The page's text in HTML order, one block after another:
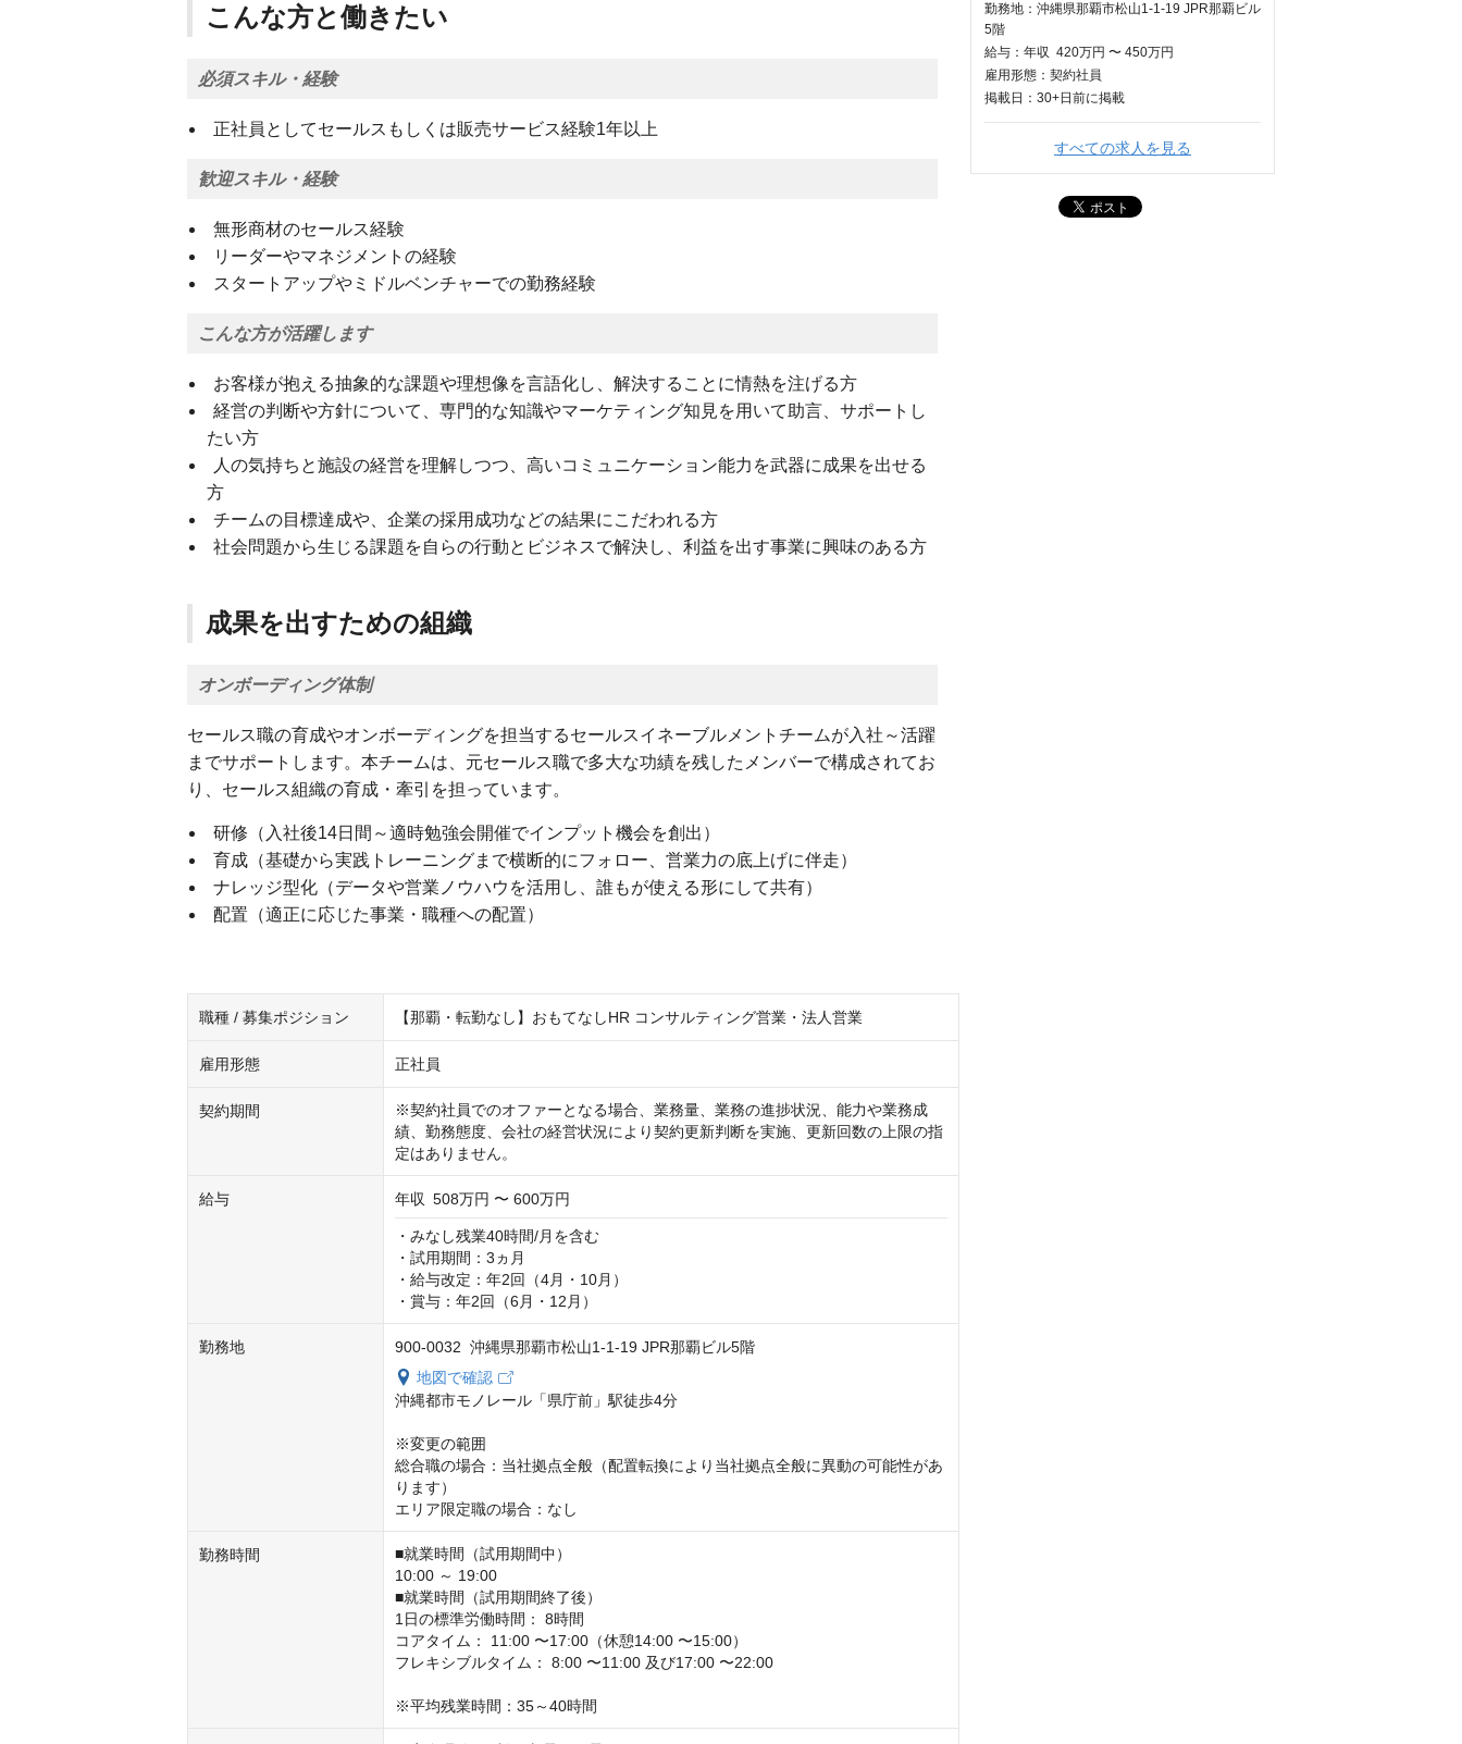
こんな方と働きたい
必須スキル・経験
正社員としてセールスもしくは販売サービス経験1年以上
歓迎スキル・経験
無形商材のセールス経験
リーダーやマネジメントの経験
スタートアップやミドルベンチャーでの勤務経験
こんな方が活躍します
お客様が抱える抽象的な課題や理想像を言語化し、解決することに情熱を注げる方
経営の判断や方針について、専門的な知識やマーケティング知見を用いて助言、サポートし
たい方
人の気持ちと施設の経営を理解しつつ、高いコミュニケーション能力を武器に成果を出せる
方
チームの目標達成や、企業の採用成功などの結果にこだわれる方
社会問題から生じる課題を自らの行動とビジネスで解決し、利益を出す事業に興味のある方
成果を出すための組織
オンボーディング体制
セールス職の育成やオンボーディングを担当するセールスイネーブルメントチームが入社～活躍
までサポートします。本チームは、元セールス職で多大な功績を残したメンバーで構成されてお
り、セールス組織の育成・牽引を担っています。
研修（入社後14日間～適時勉強会開催でインプット機会を創出）
育成（基礎から実践トレーニングまで横断的にフォロー、営業力の底上げに伴走）
ナレッジ型化（データや営業ノウハウを活用し、誰もが使える形にして共有）
配置（適正に応じた事業・職種への配置）
職種 / 募集ポジション 【那覇・転勤なし】おもてなしHR コンサルティング営業・法人営業
雇用形態 正社員
契約期間
※契約社員でのオファーとなる場合、業務量、業務の進捗状況、能力や業務成
績、勤務態度、会社の経営状況により契約更新判断を実施、更新回数の上限の指
定はありません。
給与 年収 508万円 〜 600万円
・みなし残業40時間/月を含む
・試用期間：3ヵ月
・給与改定：年2回（4月・10月）
・賞与：年2回（6月・12月）
勤務地
900-0032 沖縄県那覇市松山1-1-19 JPR那覇ビル5階
地図で確認
沖縄都市モノレール「県庁前」駅徒歩4分
※変更の範囲
総合職の場合：当社拠点全般（配置転換により当社拠点全般に異動の可能性があ
ります）
エリア限定職の場合：なし
勤務時間
■就業時間（試用期間中）
10:00 ～ 19:00
■就業時間（試用期間終了後）
1日の標準労働時間： 8時間
コアタイム： 11:00 〜17:00（休憩14:00 〜15:00）
フレキシブルタイム： 8:00 〜11:00 及び17:00 〜22:00
※平均残業時間：35～40時間
勤務地：沖縄県那覇市松山1-1-19 JPR那覇ビル
5階
給与： 年収 420万円 〜 450万円
雇用形態：契約社員
掲載日： 30+日 前に掲載
すべての求人を見る